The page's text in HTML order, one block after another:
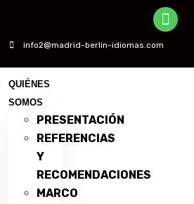
info2@madrid-berlin-idiomas.com
QUIÉNES
SOMOS
PRESENTACIÓN
REFERENCIAS
Y
RECOMENDACIONES
MARCO